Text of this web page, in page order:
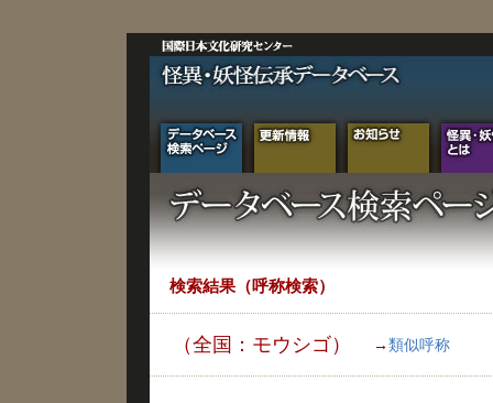
検索結果（呼称検索）
（全国：モウシゴ） → 類似呼称